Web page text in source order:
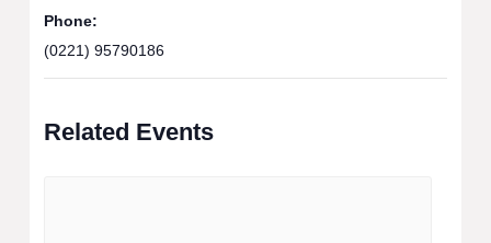
Phone:
(0221) 95790186
Related Events